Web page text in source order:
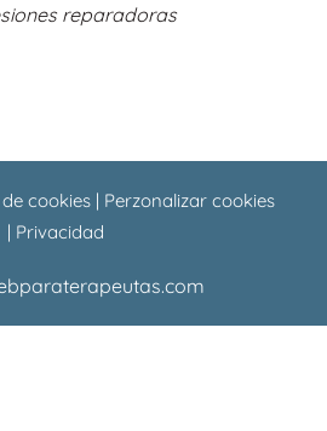
reparadoras
cookies | Perzonalizar cookies
| Privacidad